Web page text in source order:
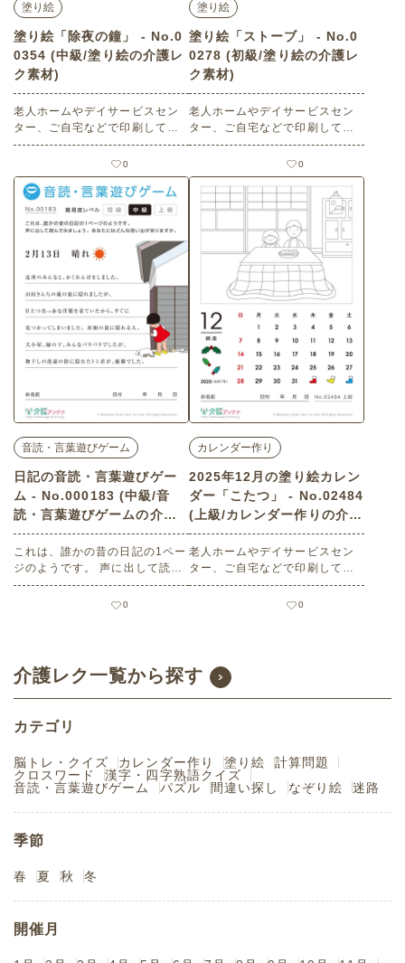
塗り絵
塗り絵「除夜の鐘」 - No.0
0354 (中級/塗り絵の介護レ
ク素材)
老人ホームやデイサービスセン
ター、ご自宅などで印刷してお
使いいただける無料の高齢者向
け介護レク素材（塗り絵・中
級）です。
0
塗り絵
塗り絵「ストーブ」 - No.0
0278 (初級/塗り絵の介護レ
ク素材)
老人ホームやデイサービスセン
ター、ご自宅などで印刷してお
使いいただける無料の高齢者向
け介護レク素材（塗り絵・初
級）です。
0
音読・言葉遊びゲーム
日記の音読・言葉遊びゲー
ム - No.000183 (中級/音
読・言葉遊びゲームの介護
レク素材)
これは、誰かの昔の日記の1ペー
ジのようです。 声に出して読ん
でみましょう。あなたにはどん
な思い出がありますか。 老人ホ
レク素材（音読・言葉遊びゲー
ム・中級）です。 関連キーワー
ド：昭和・回想法・かくれん
ぱ・女の子
0
カレンダー作り
2025年12月の塗り絵カレン
ダー「こたつ」 - No.02484
(上級/カレンダー作りの介護
レク素材)
老人ホームやデイサービスセン
ター、ご自宅などで印刷してお
使いいただける無料の高齢者向
け介護レク素材 2025年12月の
師走・December・１２月・昭
和の風景・炬燵・兄弟・みかん
0
介護レク一覧から探す
カテゴリ
脳トレ・クイズ カレンダー作り 塗り絵
計算問題
クロスワード
漢字・四字熟語クイズ
音読・言葉遊びゲーム
パズル 間違い探し なぞり絵 迷路
季節
春 夏 秋 冬
開催月